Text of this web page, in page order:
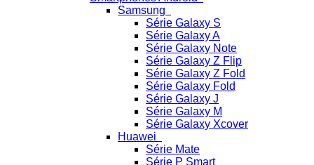
Samsung
Série Galaxy S
Série Galaxy A
Série Galaxy Note
Série Galaxy Z Flip
Série Galaxy Z Fold
Série Galaxy Fold
Série Galaxy J
Série Galaxy M
Série Galaxy Xcover
Huawei
Série Mate
Série P Smart